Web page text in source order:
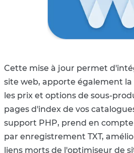
Cette mise à jour permet
site web, apporte également
les prix et options de sous-
pages d'index de vos
support PHP, prend en
par enregistrement TXT,
liens morts de l'optimiseur de